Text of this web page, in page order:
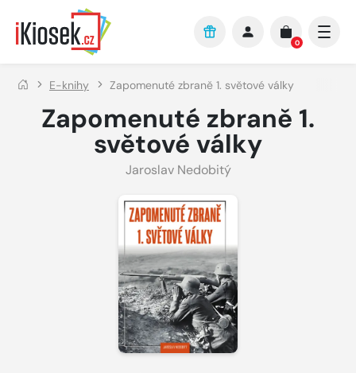
Přejít na hlavní obsah
0
E-knihy Zapomenuté zbraně 1. světové války
Zapomenuté zbraně 1.
světové války
Jaroslav Nedobitý